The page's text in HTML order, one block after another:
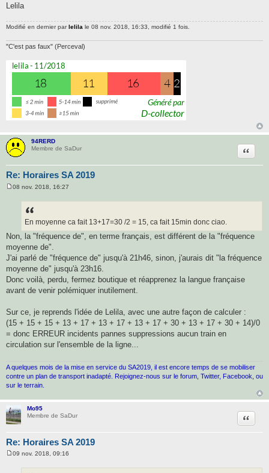
Lelila
Modifié en dernier parlelila le 08 nov. 2018, 16:33, modifié 1 fois.
"C'est pas faux" (Perceval)
94RERD
Membre de SaDur
Re: Horaires SA 2019
e
08 nov. 2018, 16:27
En moyenne ca fait 13+17=30 /2 = 15, ca fait 15min donc ciao.
Non, la "fréquence de", en terme français, est différent de la "fréquence
moyenne de".
J'ai parlé de "fréquence de" jusqu'à 21h46, sinon, j'aurais dit "la fréquence
moyenne de" jusqu'à 23h16.
Donc voilà, perdu, fermez boutique et réapprenez la langue française
avant de venir polémiquer inutilement.
Sur ce, je reprends l'idée de Lelila, avec une autre façon de calculer :
(15 + 15 + 15 + 13 + 17 + 13 + 17 + 13 + 17 + 30 + 13 + 17 + 30 + 14)/0
= donc ERREUR incidents pannes suppressions aucun train en
circulation sur l'ensemble de la ligne...
A quelques mois de la mise en service du SA2019, il est encore temps de se mobiliser
contre un plan de transport inadapté. Rejoignez-nous sur le forum, Twitter, Facebook, ou
sur le terrain.
Mo95
Membre de SaDur
Re: Horaires SA 2019
09 nov. 2018, 09:16